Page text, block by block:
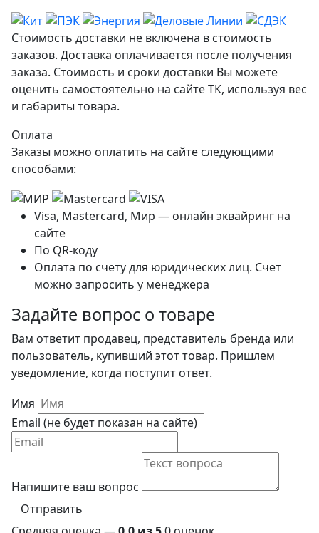
Стоимость доставки не включена в стоимость
заказов. Доставка оплачивается после получения
заказа. Стоимость и сроки доставки Вы можете
оценить самостоятельно на сайте ТК, используя вес
и габариты товара.
Оплата
Заказы можно оплатить на сайте следующими
способами:
Visa, Mastercard, Мир — онлайн эквайринг на
сайте
По QR-коду
Оплата по счету для юридических лиц. Счет
можно запросить у менеджера
Задайте вопрос о товаре
Вам ответит продавец, представитель бренда или
пользователь, купивший этот товар. Пришлем
уведомление, когда поступит ответ.
Имя
Email (не будет показан на сайте)
Напишите ваш вопрос
Отправить